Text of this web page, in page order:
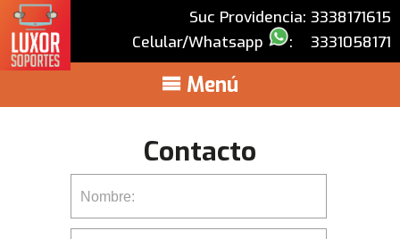
Suc Providencia: 3338171615
Celular/Whatsapp
: 3331058171
Menú
Contacto